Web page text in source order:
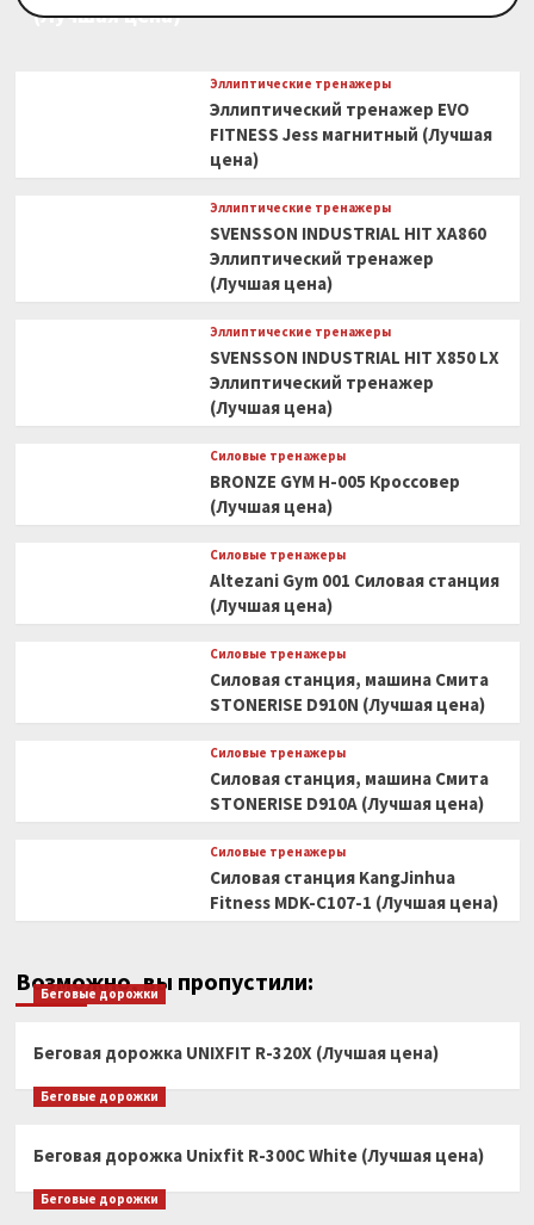
(Лучшая цена)
Эллиптические тренажеры
Эллиптический тренажер EVO
FITNESS Jess магнитный (Лучшая
цена)
Эллиптические тренажеры
SVENSSON INDUSTRIAL HIT XA860
Эллиптический тренажер
(Лучшая цена)
Эллиптические тренажеры
SVENSSON INDUSTRIAL HIT X850 LX
Эллиптический тренажер
(Лучшая цена)
Силовые тренажеры
BRONZE GYM H-005 Кроссовер
(Лучшая цена)
Силовые тренажеры
Altezani Gym 001 Силовая станция
(Лучшая цена)
Силовые тренажеры
Силовая станция, машина Смита
STONERISE D910N (Лучшая цена)
Силовые тренажеры
Силовая станция, машина Смита
STONERISE D910A (Лучшая цена)
Силовые тренажеры
Силовая станция KangJinhua
Fitness MDK-C107-1 (Лучшая цена)
Возможно, вы пропустили:
Беговые дорожки
Беговая дорожка UNIXFIT R-320X (Лучшая цена)
Беговые дорожки
Беговая дорожка Unixfit R-300C White (Лучшая цена)
Беговые дорожки